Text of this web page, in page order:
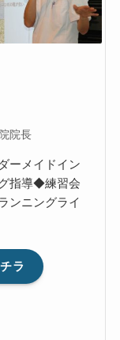
院長
ーメイドイン
指導◆練習会
ンニングライ
ラ